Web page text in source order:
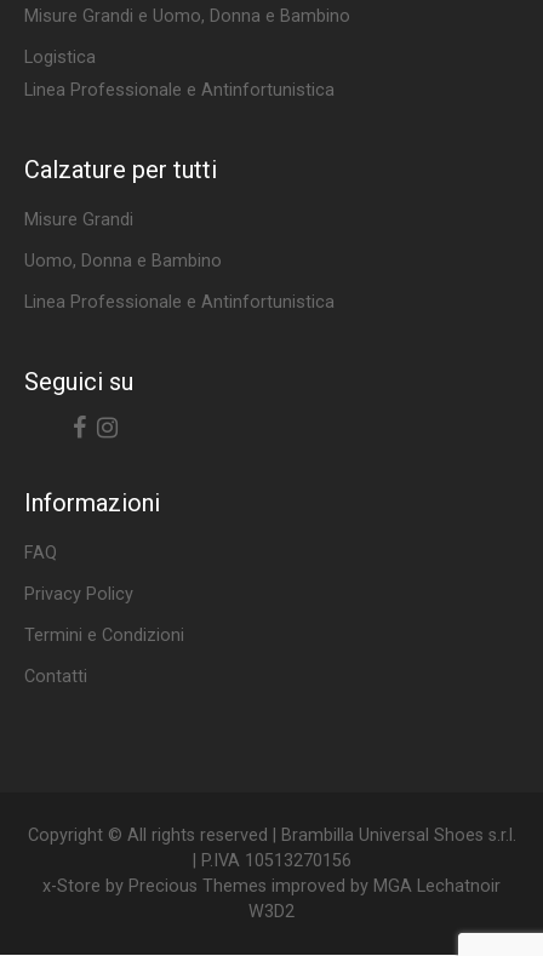
Misure Grandi e Uomo, Donna e Bambino
Logistica
Linea Professionale e Antinfortunistica
Calzature per tutti
Misure Grandi
Uomo, Donna e Bambino
Linea Professionale e Antinfortunistica
Seguici su
Informazioni
FAQ
Privacy Policy
Termini e Condizioni
Contatti
Copyright © All rights reserved | Brambilla Universal Shoes s.r.l.
| P.IVA 10513270156
x-Store by Precious Themes improved by MGA Lechatnoir
W3D2